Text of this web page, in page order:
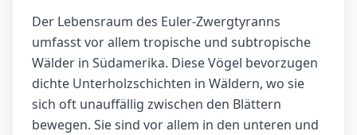
Der Lebensraum des Euler-Zwergtyranns
umfasst vor allem tropische und subtropische
Wälder in Südamerika. Diese Vögel bevorzugen
dichte Unterholzschichten in Wäldern, wo sie
sich oft unauffällig zwischen den Blättern
bewegen. Sie sind vor allem in den unteren und